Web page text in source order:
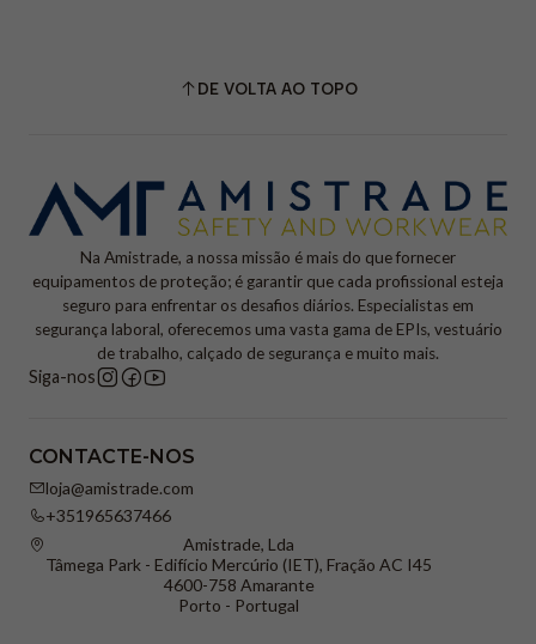
DE VOLTA AO TOPO
Na Amistrade, a nossa missão é mais do que fornecer
equipamentos de proteção; é garantir que cada profissional esteja
seguro para enfrentar os desafios diários. Especialistas em
segurança laboral, oferecemos uma vasta gama de EPIs, vestuário
de trabalho, calçado de segurança e muito mais.
Siga-nos
CONTACTE-NOS
loja@amistrade.com
+351965637466
Amistrade, Lda
Tâmega Park - Edifício Mercúrio (IET), Fração AC I45
4600-758 Amarante
Porto - Portugal